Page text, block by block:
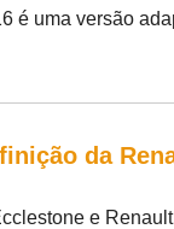
é uma versão
da
e